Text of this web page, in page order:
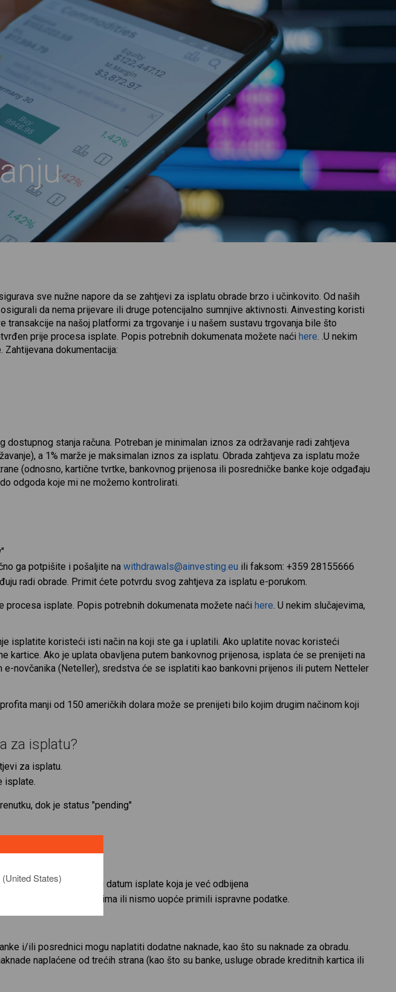
sve nužne napore da se zahtjevi za isplatu obrade brzo i učinkovito. Od naših
da nema prijevare ili druge potencijalno sumnjive aktivnosti. Ainvesting koristi
na našoj platformi za trgovanje i u našem sustavu trgovanja bile što
prije procesa isplate. Popis potrebnih dokumenata možete naći here. .U nekim
dokumentacija:
stanja računa. Potreban je minimalan iznos za održavanje radi zahtjeva
a 1% marže je maksimalan iznos za isplatu. Obrada zahtjeva za isplatu može
(odnosno, kartične tvrtke, bankovnog prijenosa ili posredničke banke koje odgađaju
odgoda koje mi ne možemo kontrolirati.
ga potpišite i pošaljite na withdrawals@ainvesting.eu ili faksom: +359 28155666
radi obrade. Primit ćete potvrdu svog zahtjeva za isplatu e-porukom.
procesa isplate. Popis potrebnih dokumenata možete naći here. U nekim slučajevima,
isplatite koristeći isti način na koji ste ga i uplatili. Ako uplatite novac koristeći
Ako je uplata obavljena putem bankovnog prijenosa, isplata će se prenijeti na
e-novčanika (Neteller), sredstva će se isplatiti kao bankovni prijenos ili putem Netteler
manji od 150 američkih dolara može se prenijeti bilo kojim drugim načinom koji
za isplatu?
za isplatu.
isplate.
dok je status "pending"
dijelove ili navodi datum isplate koja je već odbijena
s dostavljenim podacima ili nismo uopće primili ispravne podatke.
i/ili posrednici mogu naplatiti dodatne naknade, kao što su naknade za obradu.
naplaćene od trećih strana (kao što su banke, usluge obrade kreditnih kartica ili
States)